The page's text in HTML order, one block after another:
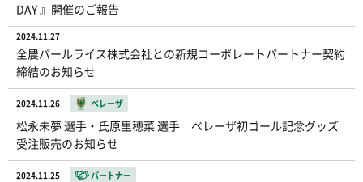
DAY 』開催のご報告
2024.11.27
全農パールライス株式会社との新規コーポレートパートナー契約
締結のお知らせ
2024.11.26 ベレーザ
松永未夢 選手・氏原里穂菜 選手 ベレーザ初ゴール記念グッズ
受注販売のお知らせ
2024.11.25 パートナー